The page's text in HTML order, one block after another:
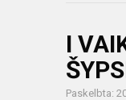
I
Paskelbta: